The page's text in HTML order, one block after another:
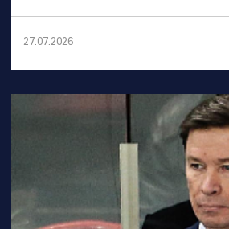
27.07.2026